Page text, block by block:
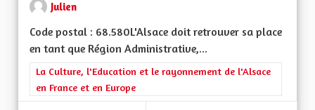
Julien
Code postal : 68.580L'Alsace doit retrouver sa place
en tant que Région Administrative,...
Filtrer les résultats de la catégorie : La Culture, l'Education et
La Culture, l'Education et le rayonnement de l'Alsace
en France et en Europe